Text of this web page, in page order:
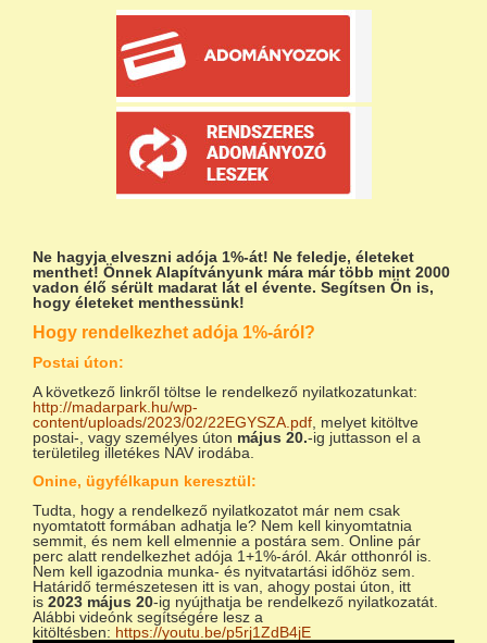
Ne hagyja elveszni adója 1%-át! Ne feledje, életeket
menthet! Önnek Alapítványunk mára már több mint 2000
vadon élő sérült madarat lát el évente. Segítsen Ön is,
hogy életeket menthessünk!
Hogy rendelkezhet adója 1%-áról?
Postai úton:
A következő linkről töltse le rendelkező nyilatkozatunkat:
http://madarpark.hu/wp-
content/uploads/2023/02/22EGYSZA.pdf, melyet kitöltve
postai-, vagy személyes úton május 20.-ig juttasson el a
területileg illetékes NAV irodába.
Onine, ügyfélkapun keresztül:
Tudta, hogy a rendelkező nyilatkozatot már nem csak
nyomtatott formában adhatja le? Nem kell kinyomtatnia
semmit, és nem kell elmennie a postára sem. Online pár
perc alatt rendelkezhet adója 1+1%-áról. Akár otthonról is.
Nem kell igazodnia munka- és nyitvatartási időhöz sem.
Határidő természetesen itt is van, ahogy postai úton, itt
is 2023 május 20-ig nyújthatja be rendelkező nyilatkozatát.
Alábbi videónk segítségére lesz a
kitöltésben: https://youtu.be/p5rj1ZdB4jE